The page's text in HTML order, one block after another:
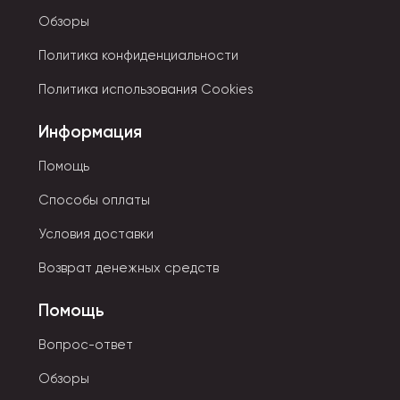
Обзоры
Политика конфиденциальности
Политика использования Cookies
Информация
Помощь
Способы оплаты
Условия доставки
Возврат денежных средств
Помощь
Вопрос-ответ
Обзоры